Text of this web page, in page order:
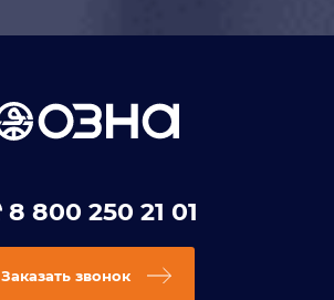
8 800 250 21 01
Заказать звонок